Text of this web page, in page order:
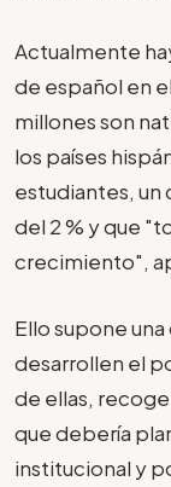
Actualmente
de español en
millones son
los países
estudiantes,
del 2 % y que
crecimiento",
Ello supone
desarrollen el
de ellas,
que debería
institucional y